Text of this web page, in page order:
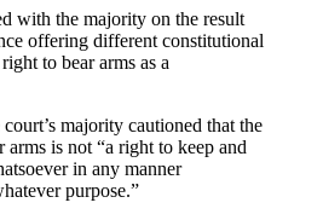
with the majority on the result
offering different constitutional
to bear arms as a
majority cautioned that the
arms is not “a right to keep and
in any manner
purpose.”